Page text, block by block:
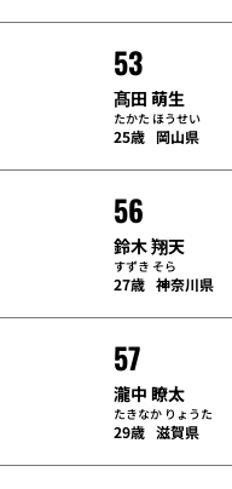
53
髙田 萌生
たかた ほうせい
25歳 岡山県
56
鈴木 翔天
すずき そら
27歳 神奈川県
57
瀧中 瞭太
たきなか りょうた
29歳 滋賀県